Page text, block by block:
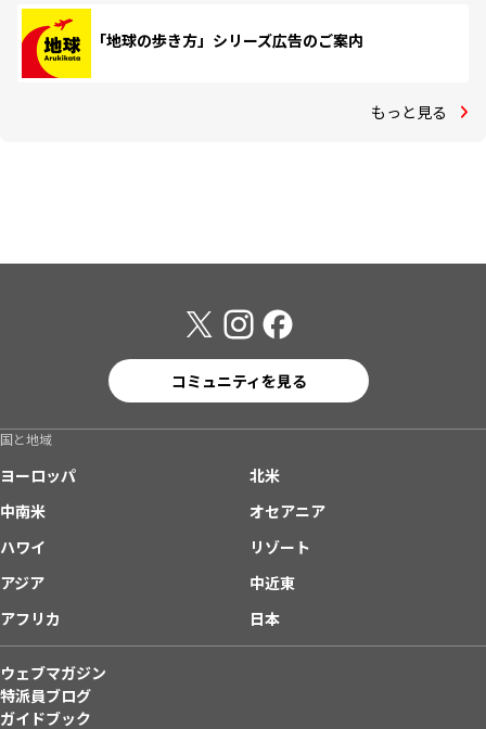
「地球の歩き方」シリーズ広告のご案内
もっと見る
コミュニティを見る
国と地域
ヨーロッパ
北米
中南米
オセアニア
ハワイ
リゾート
アジア
中近東
アフリカ
日本
ウェブマガジン
特派員ブログ
ガイドブック